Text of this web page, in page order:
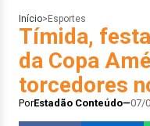
Início> Esportes
Tímida,
da Copa
torcedores
PorEstadão Conteúdo 07/